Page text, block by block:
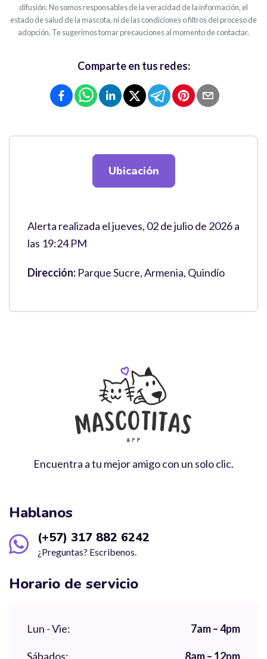
difusión. No somos responsables de la veracidad de la información, el
estado de salud de la mascota, ni de las condiciones o filtros del proceso de
adopción. Te sugerimos tomar precauciones al momento de contactar.
Comparte en tus redes:
Ubicación
Alerta realizada el jueves, 02 de julio de 2026 a
las 19:24 PM
Dirección: Parque Sucre, Armenia, Quindío
Encuentra a tu mejor amigo con un solo clic.
Hablanos
(+57) 317 882 6242
¿Preguntas? Escribenos.
Horario de servicio
Lun - Vie: 7am – 4pm
Sábados: 8am – 12pm